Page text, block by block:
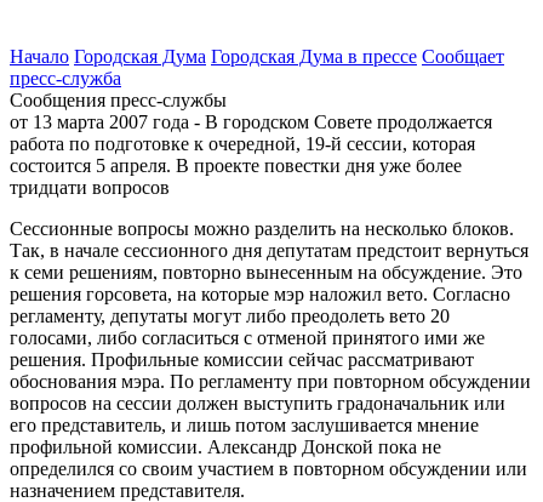
Начало Городская Дума Городская Дума в прессе Сообщает
пресс-cлужба
Сообщения пресс-службы
от 13 марта 2007 года - В городском Совете продолжается
работа по подготовке к очередной, 19-й сессии, которая
состоится 5 апреля. В проекте повестки дня уже более
тридцати вопросов
Сессионные вопросы можно разделить на несколько блоков.
Так, в начале сессионного дня депутатам предстоит вернуться
к семи решениям, повторно вынесенным на обсуждение. Это
решения горсовета, на которые мэр наложил вето. Согласно
регламенту, депутаты могут либо преодолеть вето 20
голосами, либо согласиться с отменой принятого ими же
решения. Профильные комиссии сейчас рассматривают
обоснования мэра. По регламенту при повторном обсуждении
вопросов на сессии должен выступить градоначальник или
его представитель, и лишь потом заслушивается мнение
профильной комиссии. Александр Донской пока не
определился со своим участием в повторном обсуждении или
назначением представителя.